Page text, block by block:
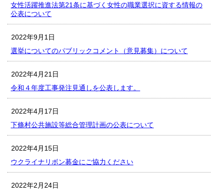
女性活躍推進法第21条に基づく女性の職業選択に資する情報の
公表について
2022年9月1日
選挙についてのパブリックコメント（意見募集）について
2022年4月21日
令和４年度工事発注見通しを公表します。
2022年4月17日
下條村公共施設等総合管理計画の公表について
2022年4月15日
ウクライナリボン募金にご協力ください
2022年2月24日